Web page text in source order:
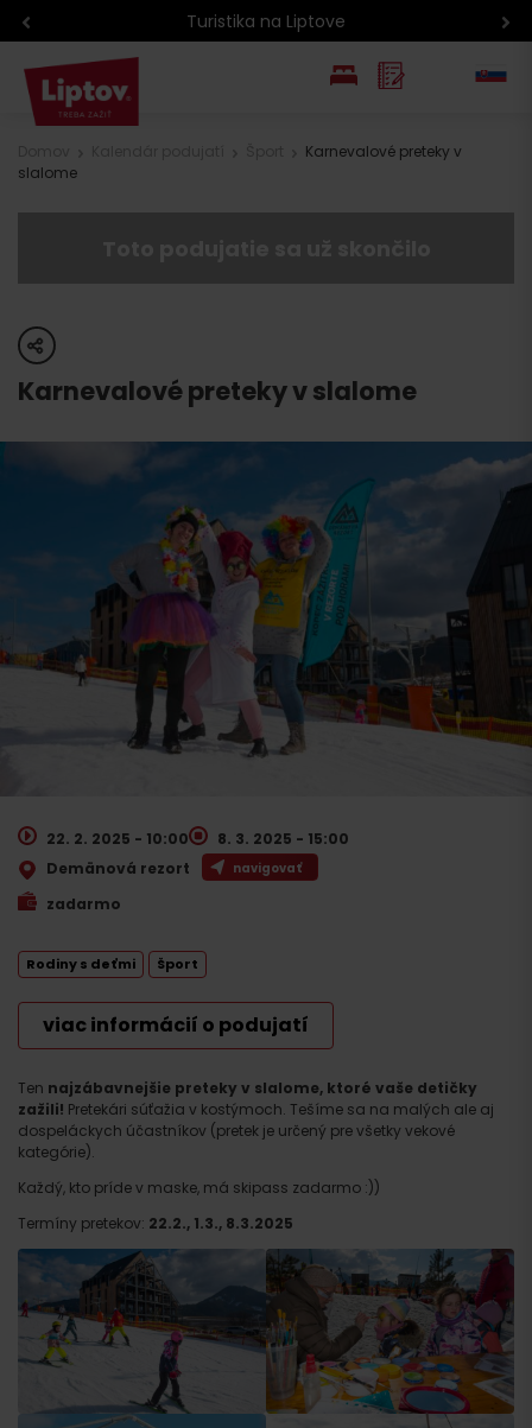
Turistika na Liptove
Karnevalové preteky v
slalome
share
Karnevalové preteky v slalome
Ten najzábavnejšie preteky v slalome, ktoré vaše detičky
zažili! Pretekári súťažia v kostýmoch. Tešíme sa na malých ale aj
dospeláckych účastníkov (pretek je určený pre všetky vekové
kategórie).
Každý, kto príde v maske, má skipass zadarmo :))
Termíny pretekov: 22.2., 1.3., 8.3.2025
22. 2. 2025 - 10:00
8. 3. 2025 - 15:00
Demänová rezort
navigovať
zadarmo
Šport
Rodiny s deťmi
viac informácií o podujatí